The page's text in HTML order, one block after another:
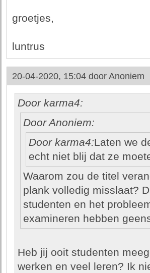
groetjes,
luntrus
20-04-2020, 15:04 door Anoniem
Door karma4:
Door Anoniem:
Door karma4:Laten we
echt niet blij dat ze
Waarom zou de titel
plank volledig misslaat?
studenten en het
examineren hebben
Heb jij ooit studenten
werken en veel leren? Ik